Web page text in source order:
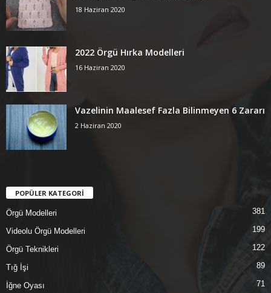
18 Haziran 2020
2022 Örgü Hırka Modelleri
16 Haziran 2020
Vazelinin Maalesef Fazla Bilinmeyen 6 Zararı
2 Haziran 2020
POPÜLER KATEGORİ
Örgü Modelleri 381
Videolu Örgü Modelleri 199
Örgü Teknikleri 122
Tığ İşi 89
İğne Oyası 71